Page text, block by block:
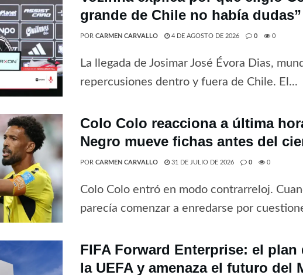
grande de Chile no había dudas”
POR CARMEN CARVALLO 4 DE AGOSTO DE 2026 0 0
La llegada de Josimar José Évora Dias,
repercusiones dentro y fuera de Chile. El...
Colo Colo reacciona a última
Negro mueve fichas antes del
POR CARMEN CARVALLO 31 DE JULIO DE 2026 0 0
Colo Colo entró en modo contrarreloj.
parecía comenzar a enredarse por
FIFA Forward Enterprise: el
la UEFA y amenaza el futuro del